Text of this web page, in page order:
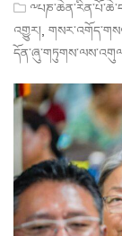
འགྱུར།